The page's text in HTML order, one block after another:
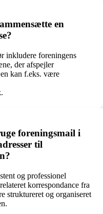
en
inkludere foreningens
der afspejler
kan f.eks. være
foreningsmail i
til
og professionel
korrespondance fra
struktureret og organiseret